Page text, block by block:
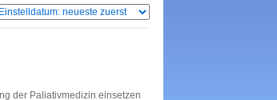
der Paliativmedizin einsetzen